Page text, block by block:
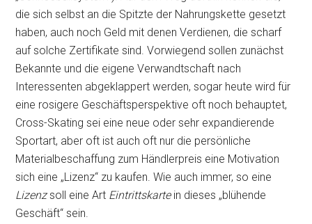
die sich selbst an die Spitzte der Nahrungskette gesetzt
haben, auch noch Geld mit denen Verdienen, die scharf
auf solche Zertifikate sind. Vorwiegend sollen zunächst
Bekannte und die eigene Verwandtschaft nach
Interessenten abgeklappert werden, sogar heute wird für
eine rosigere Geschäftsperspektive oft noch behauptet,
Cross-Skating sei eine neue oder sehr expandierende
Sportart, aber oft ist auch oft nur die persönliche
Materialbeschaffung zum Händlerpreis eine Motivation
sich eine „Lizenz“ zu kaufen. Wie auch immer, so eine
Lizenzsoll eine Art Eintrittskartein dieses „blühende
Geschäft“ sein.